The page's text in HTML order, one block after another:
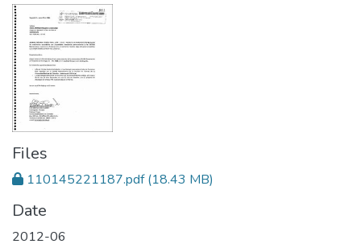
Files
110145221187.pdf(18.43 MB)
Date
2012-06